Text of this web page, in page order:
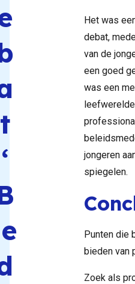
t
‘
Het was
debat,
van de
een goed
was een
jongeren
spiegelen.
Punten die
bieden van
Zoek als